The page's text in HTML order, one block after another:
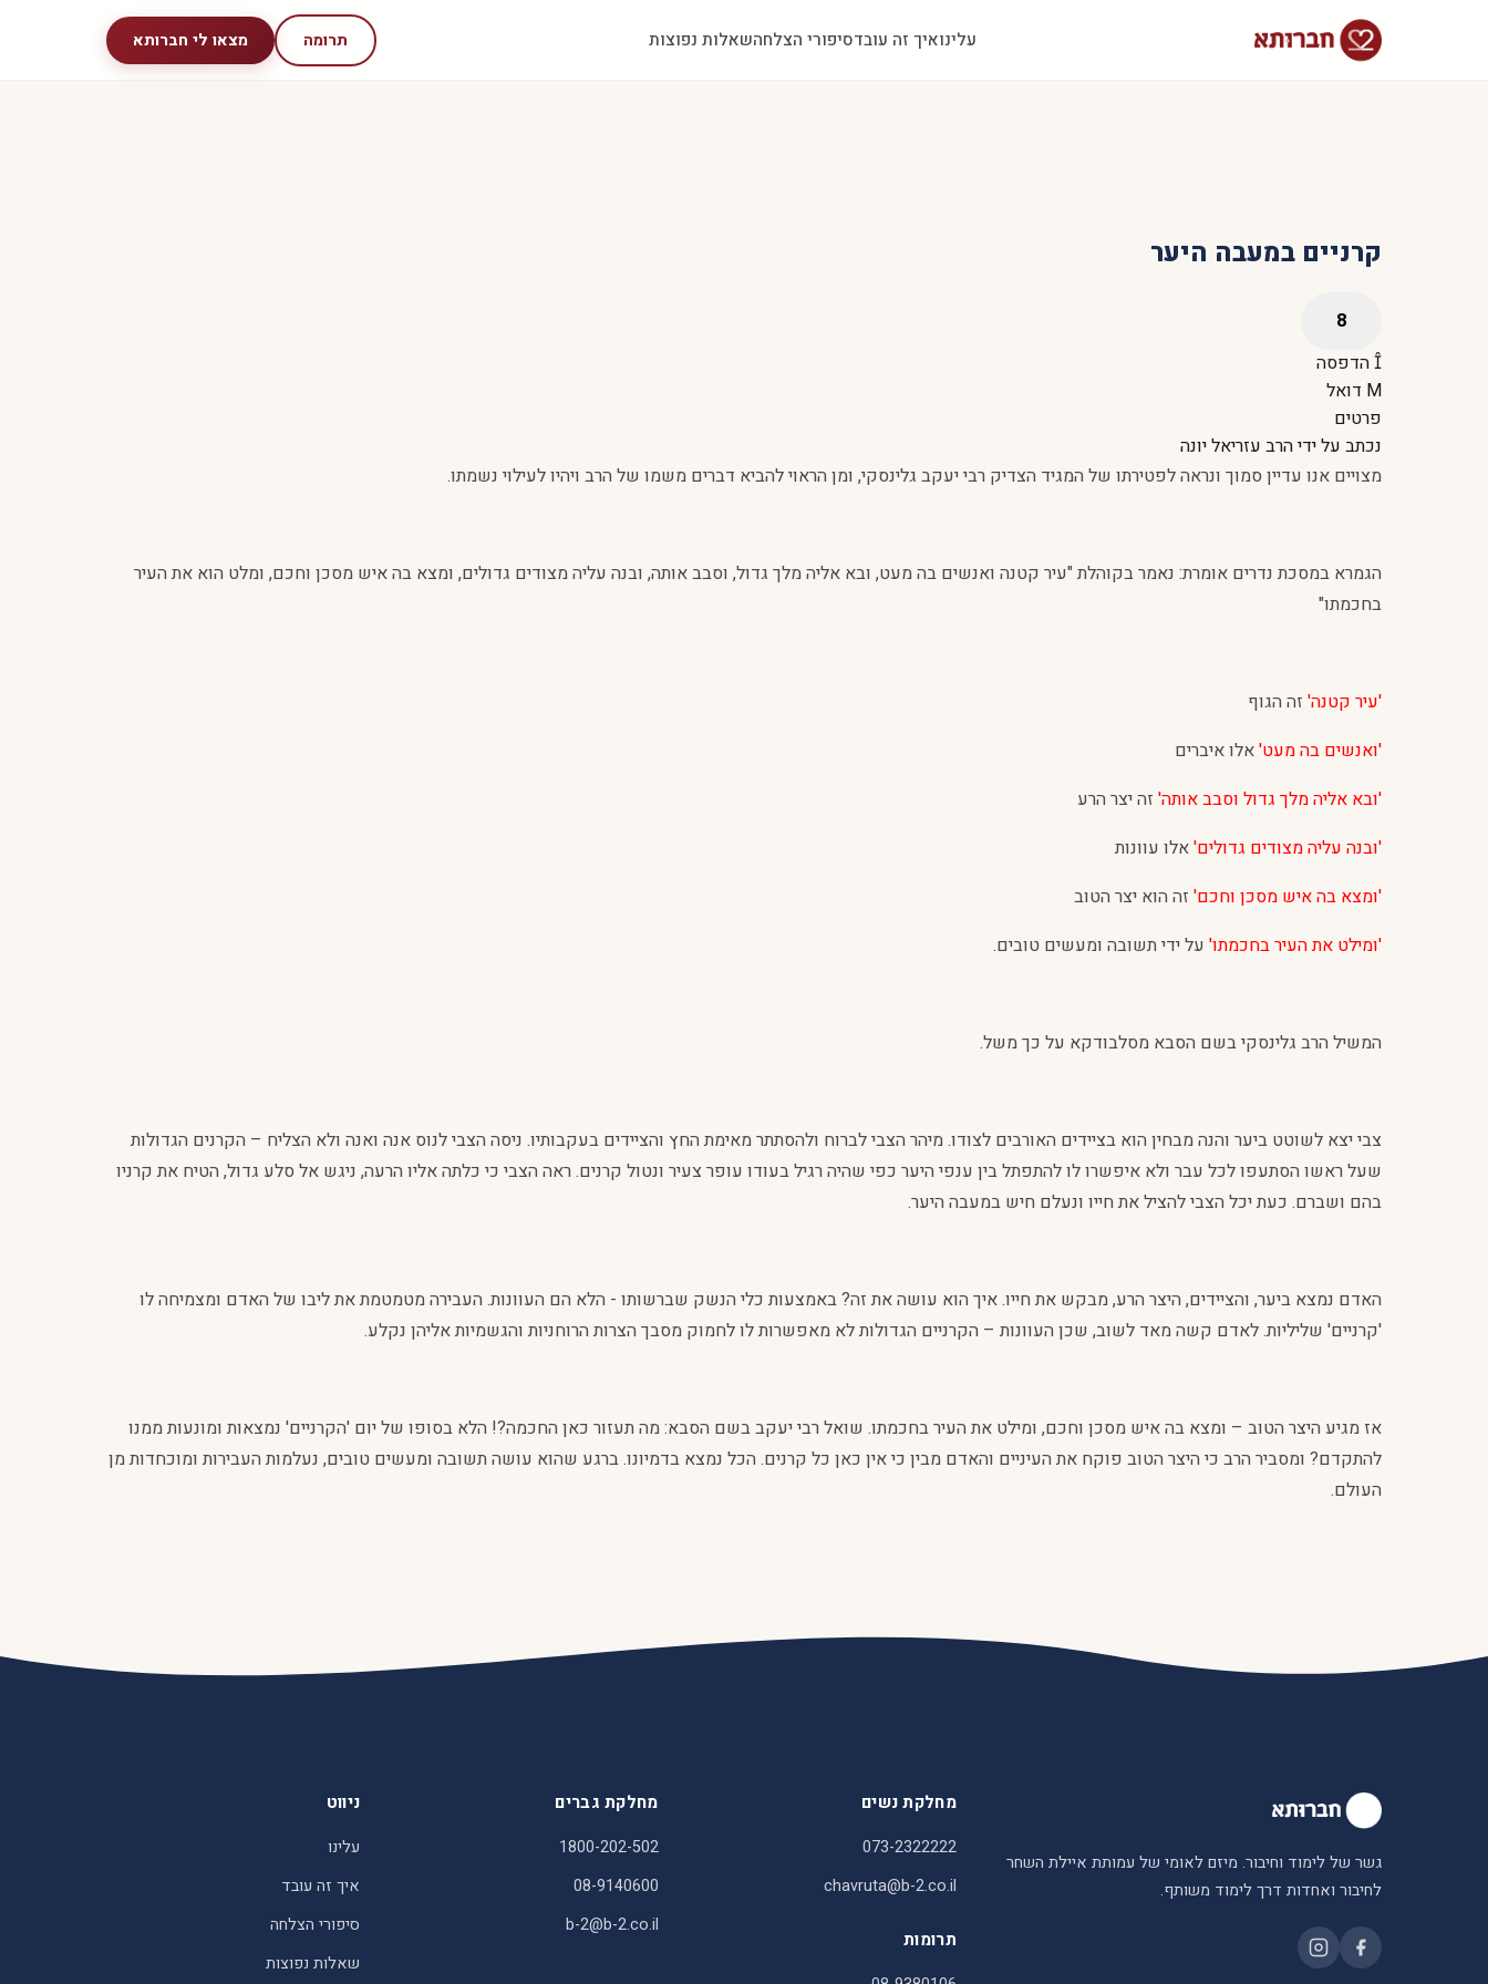
עלינואיך זה עובדסיפורי הצלחהשאלות נפוצות תרומה מצאו לי חברותא
קרניים במעבה היער
הדפסה
דואל
פרטים
נכתב על ידיהרב עזריאל יונה
מצויים אנו עדיין סמוך ונראה לפטירתו של המגיד הצדיק רבי יעקב גלינסקי, ומן הראוי להביא דברים משמו של הרב ויהיו לעילוי נשמתו.
הגמרא במסכת נדרים אומרת: נאמר בקוהלת "עיר קטנה ואנשים בה מעט, ובא אליה מלך גדול, וסבב אותה, ובנה עליה מצודים גדולים, ומצא בה איש מסכן וחכם, ומלט הוא את העיר
בחכמתו"
'עיר קטנה' זה הגוף
'ואנשים בה מעט'אלו איברים
'ובא אליה מלך גדול וסבב אותה' זה יצר הרע
'ובנה עליה מצודים גדולים'אלו עוונות
'ומצא בה איש מסכן וחכם' זה הוא יצר הטוב
'ומילט את העיר בחכמתו' על ידי תשובה ומעשים טובים.
המשיל הרב גלינסקי בשם הסבא מסלבודקא על כך משל.
צבי יצא לשוטט ביער והנה מבחין הוא בציידים האורבים לצודו. מיהר הצבי לברוח ולהסתתר מאימת החץ והציידים בעקבותיו. ניסה הצבי לנוס אנה ואנה ולא הצליח – הקרנים הגדולות
שעל ראשו הסתעפו לכל עבר ולא איפשרו לו להתפתל בין ענפי היער כפי שהיה רגיל בעודו עופר צעיר ונטול קרנים. ראה הצבי כי כלתה אליו הרעה, ניגש אל סלע גדול, הטיח את קרניו
בהם ושברם. כעת יכל הצבי להציל את חייו ונעלם חיש במעבה היער.
האדם נמצא ביער, והציידים, היצר הרע, מבקש את חייו. איך הוא עושה את זה? באמצעות כלי הנשק שברשותו - הלא הם העוונות. העבירה מטמטמת את ליבו של האדם ומצמיחה לו
'קרניים' שליליות. לאדם קשה מאד לשוב, שכן העוונות – הקרניים הגדולות לא מאפשרות לו לחמוק מסבך הצרות הרוחניות והגשמיות אליהן נקלע.
אז מגיע היצר הטוב – ומצא בה איש מסכן וחכם, ומילט את העיר בחכמתו. שואל רבי יעקב בשם הסבא: מה תעזור כאן החכמה?! הלא בסופו של יום 'הקרניים' נמצאות ומונעות ממנו
להתקדם? ומסביר הרב כי היצר הטוב פוקח את העיניים והאדם מבין כי אין כאן כל קרנים. הכל נמצא בדמיונו. ברגע שהוא עושה תשובה ומעשים טובים, נעלמות העבירות ומוכחדות מן
העולם.
גשר של לימוד וחיבור. מיזם לאומי של עמותת איילת השחר
לחיבור ואחדות דרך לימוד משותף.
מחלקת נשים
073-2322222
chavruta@b-2.co.il
תרומות
מחלקת גברים
1800-202-502
08-9140600
b-2@b-2.co.il
ניווט
עלינו
איך זה עובד
סיפורי הצלחה
שאלות נפוצות